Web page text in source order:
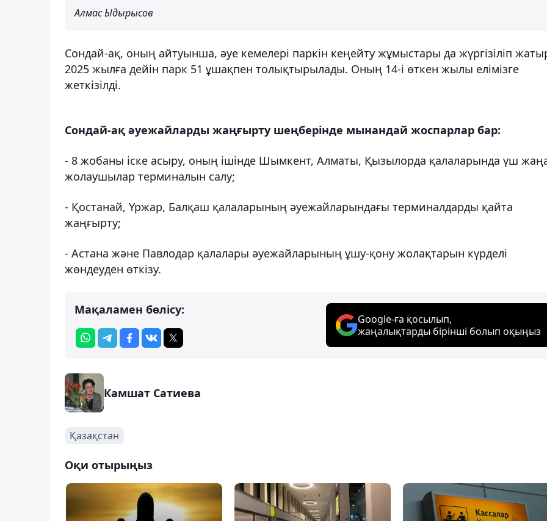
Алмас Ыдырысов
Сондай-ақ, оның айтуынша, әуе кемелері паркін кеңейту жұмыстары да жүргізіліп
2025 жылға дейін парк 51 ұшақпен толықтырылады. Оның 14-і өткен жылы елімізге
жеткізілді.
Сондай-ақ әуежайларды жаңғырту шеңберінде мынандай жоспарлар бар:
- 8 жобаны іске асыру, оның ішінде Шымкент, Алматы, Қызылорда қалаларында үш
жолаушылар терминалын салу;
- Қостанай, Үржар, Балқаш қалаларының әуежайларындағы терминалдарды қайта
жаңғырту;
- Астана және Павлодар қалалары әуежайларының ұшу-қону жолақтарын күрделі
жөндеуден өткізу.
Мақаламен бөлісу:
Google-ға қосылып,
жаңалықтарды бірінші болып оқыңыз
Камшат Сатиева
Қазақстан
Оқи отырыңыз